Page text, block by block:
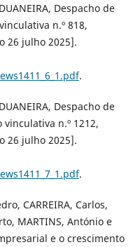
Despacho de
n.º 818,
26 julho 2025].
.
Despacho de
n.º 1212,
26 julho 2025].
.
CARREIRA, Carlos,
MARTINS, António e
e o crescimento